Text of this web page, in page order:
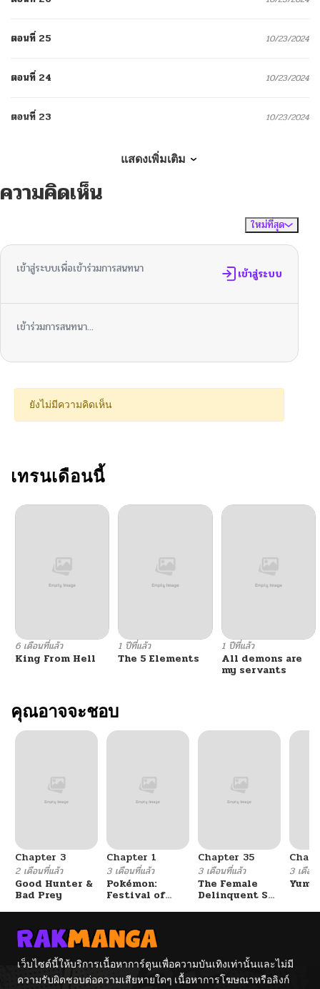
ตอนที่ 25 10/23/2024
ตอนที่ 24 10/23/2024
ตอนที่ 23 10/23/2024
ตอนที่ 21
10/23/2024
ตอนที่ 19 11/13/2024
11/13/2024
ตอนที่ 16 11/13/2024
ตอนที่ 14
ตอนที่ 13
11/13/2024
ตอนที่ 10
ตอนที่ 10 10/23/2024
ตอนที่ 9
ตอนที่ 5 11/13/2024
ตอนที่ 4
ตอนที่ 3
ตอนที่ 2 11/13/2024
แสดงเพิ่มเติม
ความคิดเห็น
ใหม่ที่สุด
เข้าสู่ระบบเพื่อเข้าร่วมการสนทนา เข้าสู่ระบบ
เข้าร่วมการสนทนา...
ยังไม่มีความคิดเห็น
เทรนเดือนนี้
6 เดือนที่แล้ว
King From Hell
1 ปีที่แล้ว
The 5 Elements
1 ปีที่แล้ว
All demons are
my servants
คุณอาจจะชอบ
Chapter 3
2 เดือนที่แล้ว
Good Hunter &
Bad Prey
Chapter 1
3 เดือนที่แล้ว
Pokémon:
Festival of
Chapter 35
3 เดือนที่แล้ว
The Female
Delinquent Set
3 เดือน
เว็บไซต์นี้ให้บริการเนื้อหาการ์ตูนเพื่อความบันเทิงเท่านั้นและไม่มี
ความรับผิดชอบต่อความเสียหายใดๆ เนื้อหาการโฆษณาหรือลิงก์